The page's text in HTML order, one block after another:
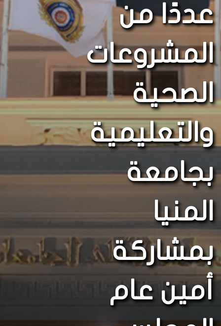
عددًا من
المشروعات
الصحية
والتعليمية
بجامعة
المنيا
بمشاركة
أمين عام